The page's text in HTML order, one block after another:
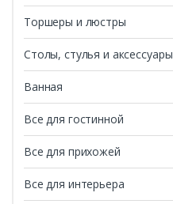
Торшеры и люстры
Столы, стулья и аксессуары
Ванная
Все для гостинной
Все для прихожей
Все для интерьера